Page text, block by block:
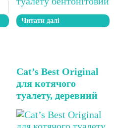
Читати далі
Cat’s Best Original
для котячого
туалету, деревний
товар
має
кілька
варіантів.
Параметри